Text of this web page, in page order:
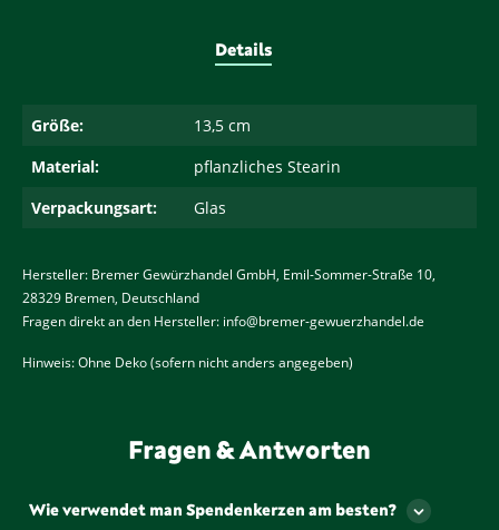
Details
Größe:
13,5 cm
Material:
pflanzliches Stearin
Verpackungsart:
Glas
Hersteller: Bremer Gewürzhandel GmbH, Emil-Sommer-Straße 10,
28329 Bremen, Deutschland
Fragen direkt an den Hersteller: info@bremer-gewuerzhandel.de
Hinweis: Ohne Deko (sofern nicht anders angegeben)
Fragen & Antworten
Wie verwendet man Spendenkerzen am besten?